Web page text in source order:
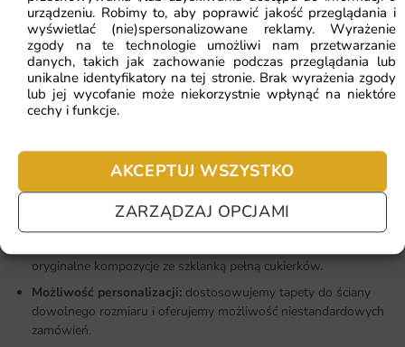
urządzeniu. Robimy to, aby poprawić jakość przeglądania i
wyświetlać (nie)spersonalizowane reklamy. Wyrażenie
zgody na te technologie umożliwi nam przetwarzanie
danych, takich jak zachowanie podczas przeglądania lub
unikalne identyfikatory na tej stronie. Brak wyrażenia zgody
lub jej wycofanie może niekorzystnie wpłynąć na niektóre
cechy i funkcje.
AKCEPTUJ WSZYSTKO
ZARZĄDZAJ OPCJAMI
pełen przepysznych ciasteczek, lizaków, cukierków, czekoladek i
tortów. Te apetyczne obrazy sprawią, że będziesz czuł słodki smak
na samym widok!
Jednak to nie tylko estetyka!Nasze fototapety są drukowane na
wysokiej jakości materiałach, co gwarantuje im łatwość w obsłudze
Co oferujemy w kategorii "Fototapety
słodkości, słodycze"
Szeroki wybór wzorów:oferujemy różnorodne zdjęcia i
oryginalne kompozycje ze szklanką pełną cukierków.
Możliwość personalizacji: dostosowujemy tapety do ściany
dowolnego rozmiaru i oferujemy możliwość niestandardowych
zamówień.